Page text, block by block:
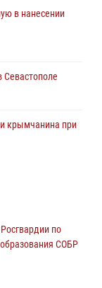
в нанесении
Севастополе
крымчанина при
по
СОБР